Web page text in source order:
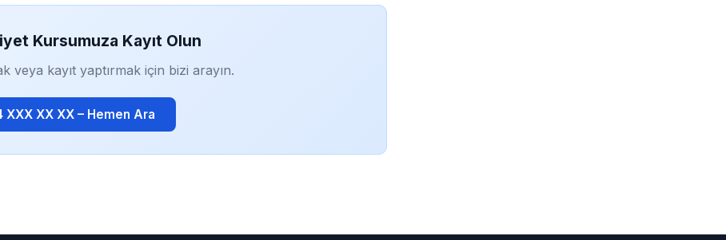
Kursumuza Kayıt Olun
veya kayıt yaptırmak için bizi arayın.
XXX XX XX – Hemen Ara